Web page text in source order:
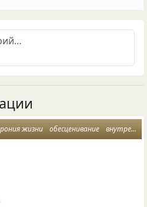
жизни обесценивание внутренний свет